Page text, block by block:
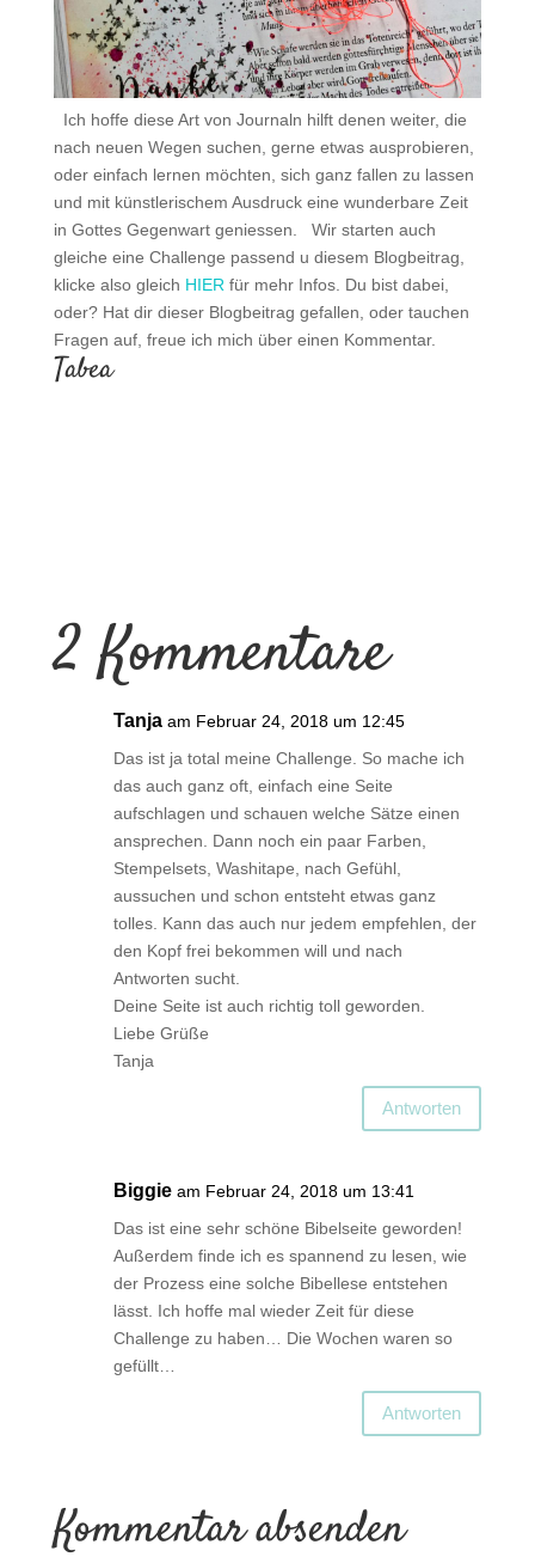
Ich hoffe diese Art von Journaln hilft denen weiter, die
nach neuen Wegen suchen, gerne etwas ausprobieren,
oder einfach lernen möchten, sich ganz fallen zu lassen
und mit künstlerischem Ausdruck eine wunderbare Zeit
in Gottes Gegenwart geniessen.
Wir starten auch
gleiche eine Challenge passend u diesem Blogbeitrag,
klicke also gleich HIER für mehr Infos. Du bist dabei,
oder? Hat dir dieser Blogbeitrag gefallen, oder tauchen
Fragen auf, freue ich mich über einen Kommentar.
Tabea
2 Kommentare
Tanja am Februar 24, 2018 um 12:45
Das ist ja total meine Challenge. So mache ich
das auch ganz oft, einfach eine Seite
aufschlagen und schauen welche Sätze einen
ansprechen. Dann noch ein paar Farben,
Stempelsets, Washitape, nach Gefühl,
aussuchen und schon entsteht etwas ganz
tolles. Kann das auch nur jedem empfehlen, der
den Kopf frei bekommen will und nach
Antworten sucht.
Deine Seite ist auch richtig toll geworden.
Liebe Grüße
Tanja
Antworten
Biggie am Februar 24, 2018 um 13:41
Das ist eine sehr schöne Bibelseite geworden!
Außerdem finde ich es spannend zu lesen, wie
der Prozess eine solche Bibellese entstehen
lässt. Ich hoffe mal wieder Zeit für diese
Challenge zu haben… Die Wochen waren so
gefüllt…
Antworten
Kommentar absenden